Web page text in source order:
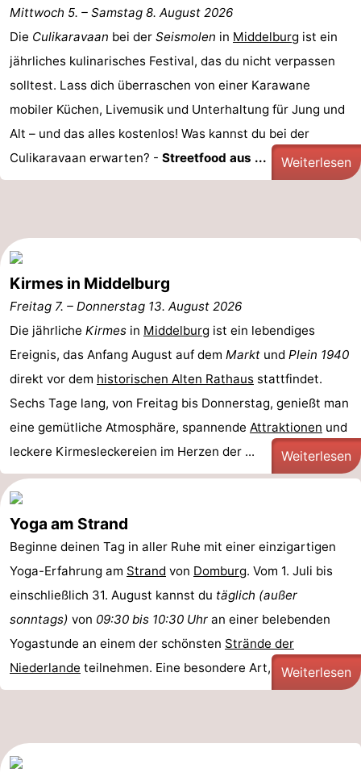
Mühlen
-
Aussichtspunkte
Attraktionen
Spielplätze
-
Minigolfplätze
Wellness-
Zentren
Dörfer
Städte
Natur
Führungen
-
Schwimmbader
-
Radfahren
-
Wandern
Reiten
-
Reitschulen
Golfplatze
-
Toorop
Mittwoch 5. – Samstag 8. August 2026
Die Culikaravaan bei der Seismolen in Middelburg ist ein
jährliches kulinarisches Festival, das du nicht verpassen
solltest. Lass dich überraschen von einer Karawane
mobiler Küchen, Livemusik und Unterhaltung für Jung und
Alt – und das alles kostenlos! Was kannst du bei der
Culikaravaan erwarten? - Streetfood aus ... Weiterlesen
Kirmes in Middelburg
Freitag 7. – Donnerstag 13. August 2026
Die jährliche Kirmes in Middelburg ist ein lebendiges
Ereignis, das Anfang August auf dem Markt und Plein 1940
direkt vor dem historischen Alten Rathaus stattfindet.
Sechs Tage lang, von Freitag bis Donnerstag, genießt man
eine gemütliche Atmosphäre, spannende Attraktionen und
leckere Kirmesleckereien im Herzen der ...
Weiterlesen
Yoga am Strand
Beginne deinen Tag in aller Ruhe mit einer einzigartigen
Yoga-Erfahrung am Strand von Domburg. Vom 1. Juli bis
einschließlich 31. August kannst du täglich (außer
sonntags) von 09:30 bis 10:30 Uhr an einer belebenden
Yogastunde an einem der schönsten Strände der
Niederlande teilnehmen. Eine besondere Art, Körper und ...
Weiterlesen